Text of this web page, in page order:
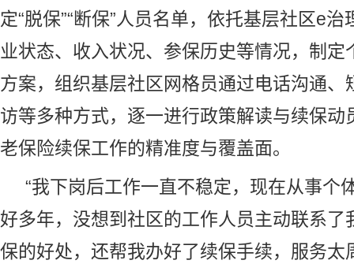
定“脱保”“断保”人员名单，依托基层社区e
业状态、收入状况、参保历史等情况，制定
方案，组织基层社区网格员通过电话沟通、
访等多种方式，逐一进行政策解读与续保动
老保险续保工作的精准度与覆盖面。
“我下岗后工作一直不稳定，现在从事个
好多年，没想到社区的工作人员主动联系了
保的好处，还帮我办好了续保手续，服务太